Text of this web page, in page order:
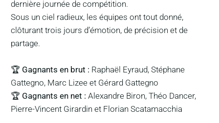
dernière journée de compétition.
Sous un ciel radieux, les équipes ont tout donné,
clôturant trois jours d’émotion, de précision et de
partage.
🏆 Gagnants en brut : Raphaël Eyraud, Stéphane
Gattegno, Marc Lizee et Gérard Gattegno
🏆 Gagnants en net : Alexandre Biron, Théo Dancer,
Pierre-Vincent Girardin et Florian Scatamacchia